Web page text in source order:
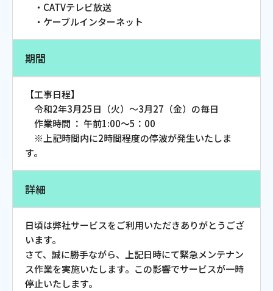
受付時間：9:30〜18:00 年中無休
Webメール
おトクなプラン
・CATVテレビ放送
・ケーブルインターネット
期間
【工事日程】
令和2年3月25日（火）～3月27（金）の毎日
作業時間 ： 午前1:00～5：00
※上記時間内に2時間程度の停波が発生いたしま
す。
詳細
日頃は弊社サービスをご利用いただきありがとうござ
います。
さて、誠に勝手ながら、上記日時にて緊急メンテナン
ス作業を実施いたします。この影響でサービスが一時
停止いたします。